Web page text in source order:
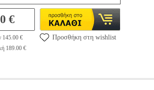
€
145.00 €
189.00 €
Προσθήκη στη wishlist